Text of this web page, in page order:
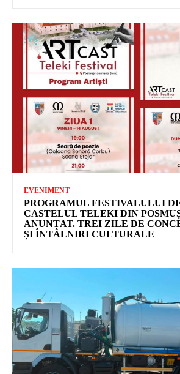
EVENIMENT
PROGRAMUL FESTIVALULUI
CASTELUL TELEKI DIN
ANUNȚAT. TREI ZILE DE
ȘI ÎNTÂLNIRI CULTURALE